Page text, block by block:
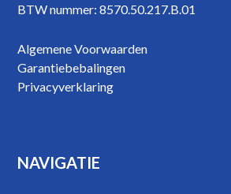
BTW nummer: 8570.50.217.B.01
Algemene Voorwaarden
Garantiebebalingen
Privacyverklaring
NAVIGATIE